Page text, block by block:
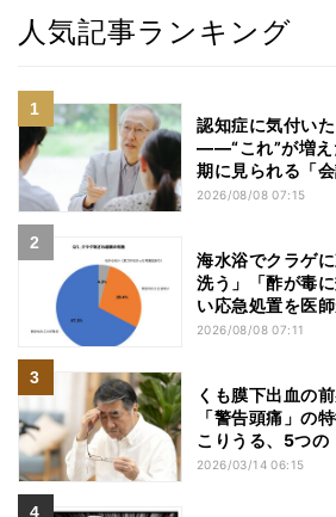
人気記事ランキング
認知症に気付い
――“これ”が増え
期に見られる「
2026/08/08 07:15
海水浴でクラゲ
洗う」「酢が毒
い応急処置を医
2026/08/08 07:11
くも膜下出血の
「警告頭痛」の
こりうる、5つの
2026/03/14 06:15